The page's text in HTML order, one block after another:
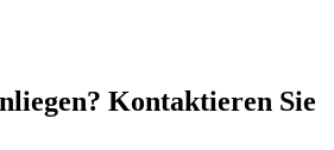
Kontaktieren Sie